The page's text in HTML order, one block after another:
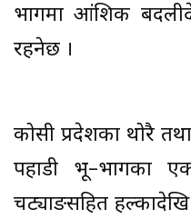
भागमा आंशिक
रहनेछ ।
कोसी प्रदेशका थोरै
पहाडी भू–भागका
चट्याङसहित